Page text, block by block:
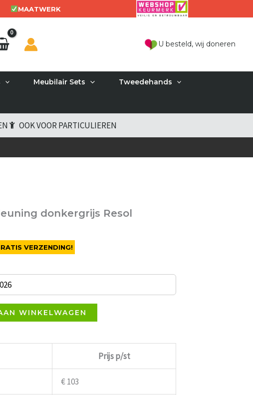
MAATWERK
U besteld, wij doneren
Meubilair Sets Tweedehands
OOK VOOR PARTICULIEREN
donkergrijs Resol
VERZENDING!
WINKELWAGEN
Prijs p/st
€ 103